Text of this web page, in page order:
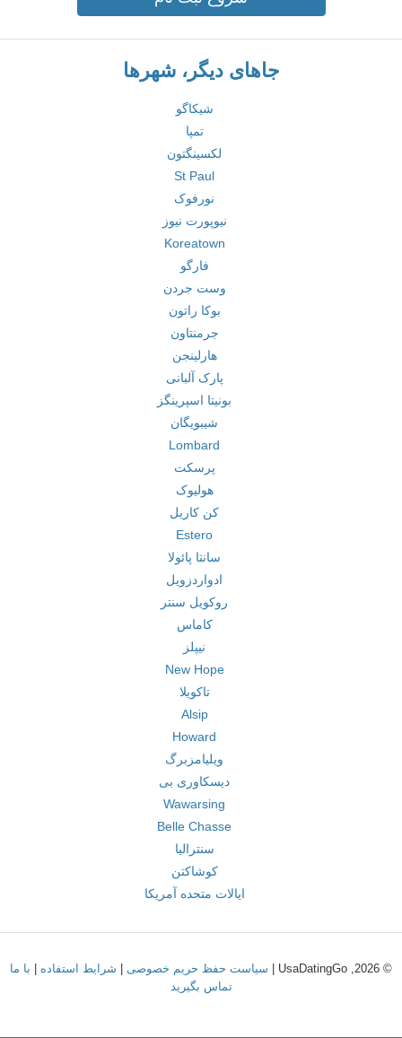
جاهای دیگر، شهرها
شیکاگو
تمپا
لکسینگتون
St Paul
نورفوک
نیوپورت نیوز
Koreatown
فارگو
وست جردن
بوکا راتون
جرمنتاون
هارلینجن
پارک آلبانی
بونیتا اسپرینگز
شیبویگان
Lombard
پرسکت
هولیوک
کن کاریل
Estero
سانتا پائولا
ادواردزویل
روکویل سنتر
کاماس
نیپلز
New Hope
تاکویلا
Alsip
Howard
ویلیامزبرگ
دیسکاوری بی
Wawarsing
Belle Chasse
سنترالیا
کوشاکتن
ایالات متحده آمریکا
© 2026, UsaDatingGo | سیاست حفظ حریم خصوصی شرایط استفاده
با ما
تماس بگیرید